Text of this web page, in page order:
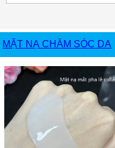
MẶT NẠ CHĂM SÓC DA